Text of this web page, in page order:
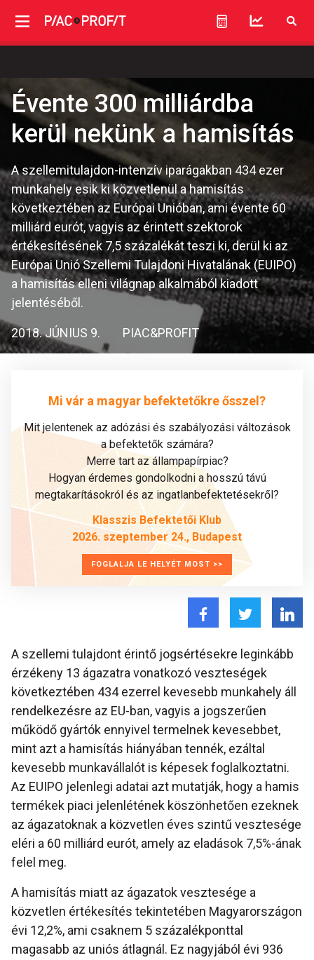
Évente 300 milliárdba
kerül nekünk a hamisítás
A szellemitulajdon-intenzív iparágakban 434 ezer
munkahely esik ki közvetlenül a hamisítás
következtében az Európai Unióban, ami évente 60
milliárd eurót, vagyis az érintett szektorok
értékesítésének 7,5 százalékát teszi ki, derül ki az
Európai Unió Szellemi Tulajdoni Hivatalának (EUIPO)
a hamisítás elleni világnap alkalmából kiadott
jelentéséből.
2018. JÚNIUS 9. PIAC&PROFIT
Mi vár a magyar befektetőkre ősszel?
Mit jelentenek az adózási és szabályozási változások
a befektetők számára?
Merre tart az állampapírpiac?
Hogyan érdemes gondolkodni a hosszú távú
megtakarításokról és az ingatlanbefektetésekről?
Klasszis Befektetői Klub
2026. szeptember 24., Budapest
FOGLALJA LE HELYÉT MOST >>
A szellemi tulajdont érintő jogsértésekre leginkább
érzékeny 13 ágazatra vonatkozó veszteségek
következtében 434 ezerrel kevesebb munkahely áll
rendelkezésre az EU-ban, vagyis a jogszerűen
működő gyártók ennyivel termelnek kevesebbet,
mint azt a hamisítás hiányában tennék, ezáltal
kevesebb munkavállalót is képesek foglalkoztatni.
Az EUIPO jelenlegi adatai azt mutatják, hogy a hamis
termékek piaci jelenlétének köszönhetően ezeknek
az ágazatoknak a közvetlen éves szintű vesztesége
eléri a 60 milliárd eurót, amely az eladások 7,5%-ának
felel meg.
A hamisítás miatt az ágazatok vesztesége a
közvetlen értékesítés tekintetében Magyarországon
évi 12,2%, ami csaknem 5 százalékponttal
magasabb az uniós átlagnál. Ez nagyjából évi 936